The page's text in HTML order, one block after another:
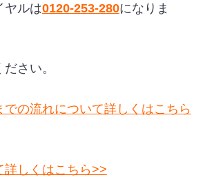
ヤルは0120-253-280になりま
さい。
での流れについて詳しくはこちら
詳しくはこちら>>